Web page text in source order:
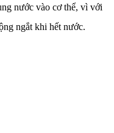
nước vào cơ thể, vì với
ngắt khi hết nước.